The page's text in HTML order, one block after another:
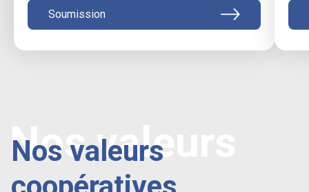
Soumission
Nos valeurs
Nos valeurs